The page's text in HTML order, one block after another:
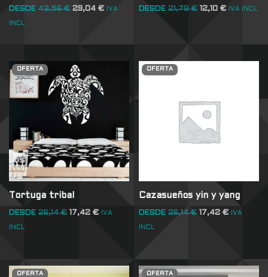
DESDE 43,56€ 29,04 € IVA
INCL
DESDE 21,78€ 12,10€ IVA INCL
OFERTA
Tortuga tribal
DESDE 26,14€ 17,42 € IVA
INCL
OFERTA
Cazasueños yin y yang
DESDE 26,14€ 17,42€ IVA
INCL
OFERTA OFERTA